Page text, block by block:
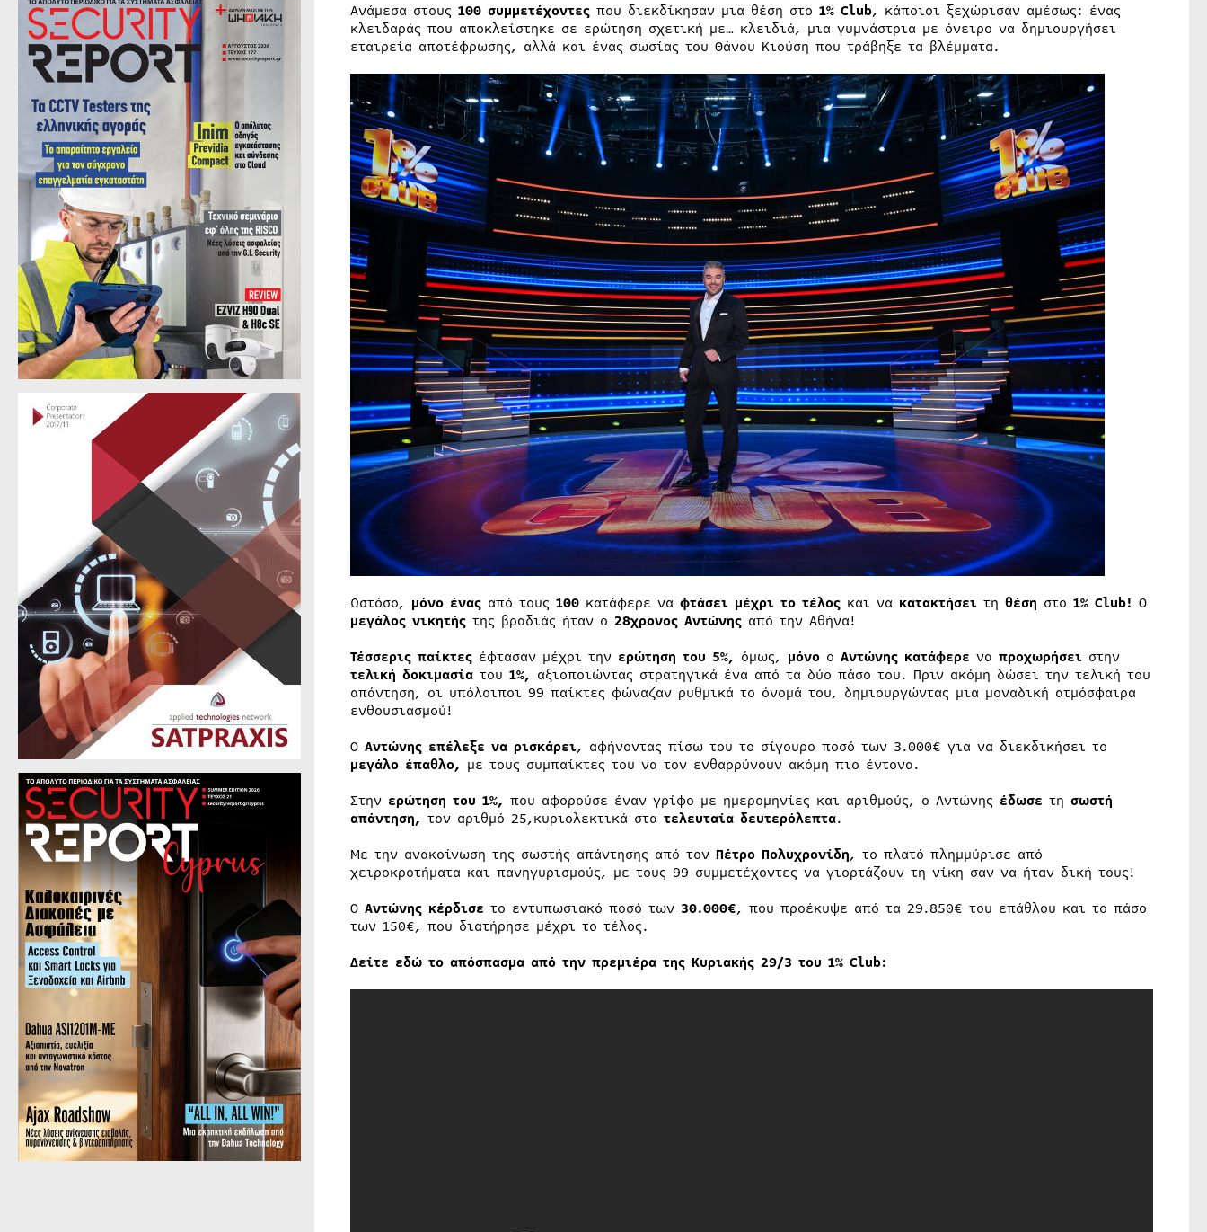
Ανάμεσα στους 100 συμμετέχοντεςπου διεκδίκησαν μια θέση στο 1% Club, κάποιοι ξεχώρισαν αμέσως: ένας
κλειδαράς που αποκλείστηκε σε ερώτηση σχετική με… κλειδιά, μια γυμνάστρια με όνειρο να δημιουργήσει
εταιρεία αποτέφρωσης, αλλά και ένας σωσίας του Θάνου Κιούση που τράβηξε τα βλέμματα.
Ωστόσο, μόνο έναςαπό τους 100κατάφερε να φτάσει μέχρι το τέλοςκαι να κατακτήσει τη θέση στο 1% Club! Ο
μεγάλος νικητήςτης βραδιάς ήταν ο 28χρονος Αντώνηςαπό την Αθήνα!
Τέσσερις παίκτεςέφτασαν μέχρι την ερώτηση του 5%, όμως, μόνοο Αντώνης κατάφερε να προχωρήσειστην
τελική δοκιμασία του 1%, αξιοποιώντας στρατηγικά ένα από τα δύο πάσο του. Πριν ακόμη δώσει την τελική του
απάντηση, οι υπόλοιποι 99 παίκτες φώναζαν ρυθμικά το όνομά του, δημιουργώντας μια μοναδική ατμόσφαιρα
ενθουσιασμού!
Ο Αντώνης επέλεξε να ρισκάρει, αφήνοντας πίσω του το σίγουρο ποσό των 3.000€ για να διεκδικήσει το
μεγάλο έπαθλο, με τους συμπαίκτες του να τον ενθαρρύνουν ακόμη πιο έντονα.
Στην ερώτηση του 1%, που αφορούσε έναν γρίφο με ημερομηνίες και αριθμούς, ο Αντώνης έδωσε τη σωστή
απάντηση, τον αριθμό 25,κυριολεκτικά στα τελευταία δευτερόλεπτα.
Με την ανακοίνωση της σωστής απάντησης από τον Πέτρο Πολυχρονίδη, το πλατό πλημμύρισε από
χειροκροτήματα και πανηγυρισμούς, με τους 99 συμμετέχοντες να γιορτάζουν τη νίκη σαν να ήταν δική τους!
Ο Αντώνης κέρδισε το εντυπωσιακό ποσό των 30.000€, που προέκυψε από τα 29.850€ του επάθλου και το πάσο
των 150€, που διατήρησε μέχρι το τέλος.
Δείτε εδώ το απόσπασμα από την πρεμιέρα της Κυριακής 29/3 του 1% Club: